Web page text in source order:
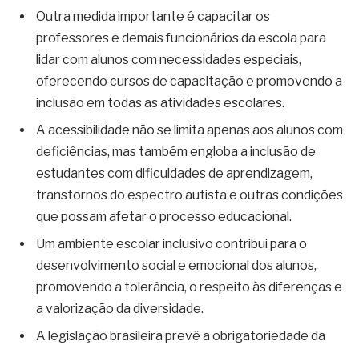
Outra medida importante é capacitar os
professores e demais funcionários da escola para
lidar com alunos com necessidades especiais,
oferecendo cursos de capacitação e promovendo a
inclusão em todas as atividades escolares.
A acessibilidade não se limita apenas aos alunos com
deficiências, mas também engloba a inclusão de
estudantes com dificuldades de aprendizagem,
transtornos do espectro autista e outras condições
que possam afetar o processo educacional.
Um ambiente escolar inclusivo contribui para o
desenvolvimento social e emocional dos alunos,
promovendo a tolerância, o respeito às diferenças e
a valorização da diversidade.
A legislação brasileira prevê a obrigatoriedade da